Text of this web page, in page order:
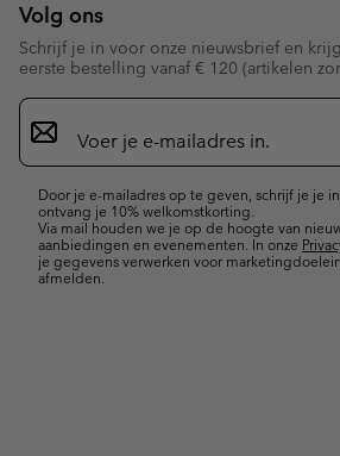
Volg ons
Schrijf je in voor onze nieuwsbrief en
eerste bestelling vanaf € 120 (artikelen
Aanmelden
voor
e-
Door je e-mailadres op te geven, schrijf je je
ontvang je 10% welkomstkorting.
Via mail houden we je op de hoogte van
aanbiedingen en evenementen. In onze
je gegevens verwerken voor
afmelden.